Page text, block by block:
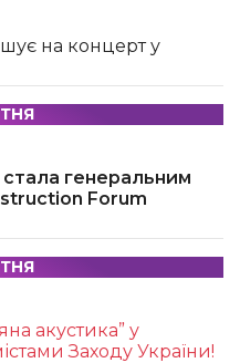
на концерт у
генеральним
Forum
акустика” у
Заходу України!